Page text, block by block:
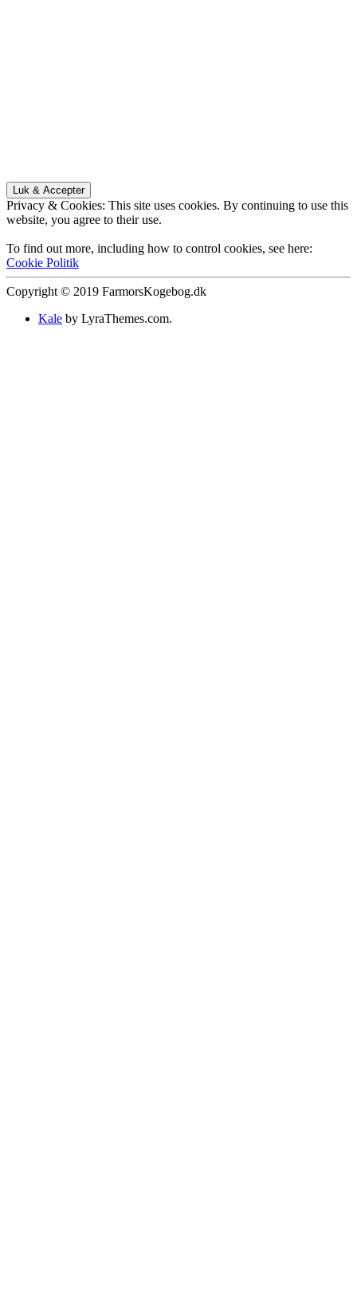
Privacy & Cookies: This site uses cookies. By continuing to use this
website, you agree to their use.
To find out more, including how to control cookies, see here:
Cookie Politik
Copyright © 2019 FarmorsKogebog.dk
Kale by LyraThemes.com.